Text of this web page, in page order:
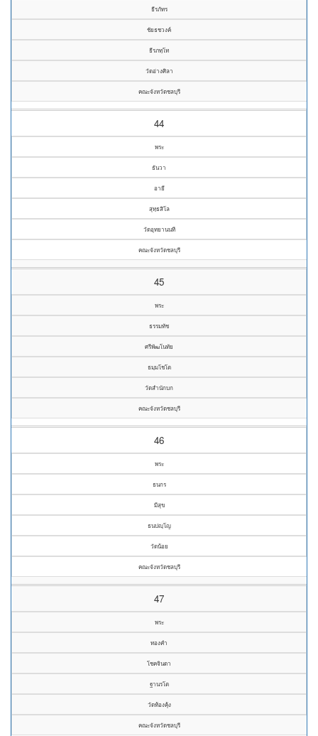
ธีรภัทร
ชัยธชวงค์
ธีรภทฺโท
วัดอ่างศิลา
คณะจังหวัดชลบุรี
44
พระ
ธันวา
อายี
สุทฺธสิโล
วัดอุทยานนที
คณะจังหวัดชลบุรี
45
พระ
ธรรมทัช
ศรีพัฒโนทัย
ธมฺมโชโต
วัดสำนักบก
คณะจังหวัดชลบุรี
46
พระ
ธนกร
มีสุข
ธนปญฺโญ
วัดน้อย
คณะจังหวัดชลบุรี
47
พระ
ทองคำ
โชคจินดา
ฐานรโต
วัดท้องคุ้ง
คณะจังหวัดชลบุรี